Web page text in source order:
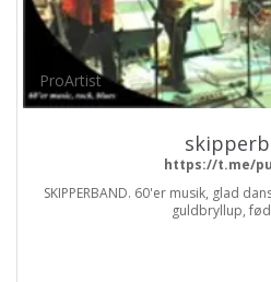
ProArtist
https://t.me/
SKIPPERBAND. 60'er musik, glad
guldbryllup,